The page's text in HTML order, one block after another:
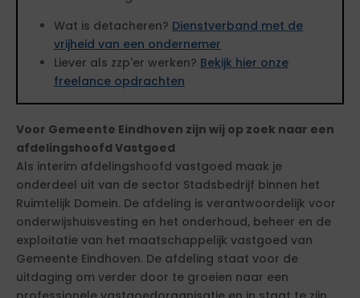
Wat is detacheren? Dienstverband met de
vrijheid van een ondernemer
Liever als zzp'er werken? Bekijk hier onze
freelance opdrachten
Voor Gemeente Eindhoven zijn wij op zoek naar een
afdelingshoofd Vastgoed
Als interim afdelingshoofd vastgoed maak je
onderdeel uit van de sector Stadsbedrijf binnen het
Ruimtelijk Domein. De afdeling is verantwoordelijk voor
onderwijshuisvesting en het onderhoud, beheer en de
exploitatie van het maatschappelijk vastgoed van
Gemeente Eindhoven. De afdeling staat voor de
uitdaging om verder door te groeien naar een